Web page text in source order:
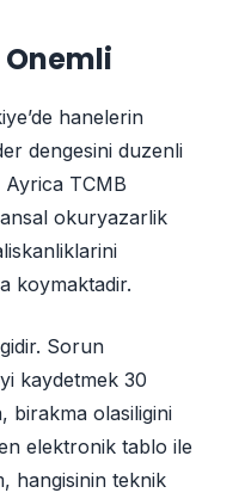
Onemli
hanelerin
dengesini duzenli
TCMB
okuryazarlik
koymaktadir.
Sorun
kaydetmek 30
birakma olasiligini
elektronik tablo ile
hangisinin teknik